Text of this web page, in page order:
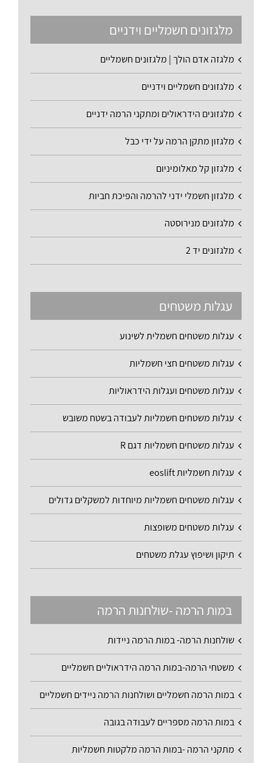
מלגזונים חשמליים וידניים
מלגזה אדם הולך | מלגזונים חשמליים
מלגזונים חשמליים וידניים
מלגזונים הידראולים ומתקני הרמה ידניים
מלגזון מתקן הרמה על ידי כבל
מלגזון קל מאלומיניום
מלגזון חשמלי ידני להרמה והפיכת חביות
מלגזונים מנירוסטה
מלגזונים יד 2
עגלות משטחים
עגלות משטחים חשמלית לשינוע
עגלות משטחים חצי חשמליות
עגלות משטחים ועגלות הידראוליות
עגלות משטחים חשמליות לעבודה בשטח משובש
עגלות משטחים חשמליות דגם R
עגלות חשמליות eoslift
עגלות משטחים חשמליות מיוחדות למשקלים גדולים
עגלות משטחים משופצות
תיקון ושיפוץ עגלת משטחים
במות הרמה -שולחנות הרמה
שולחנות הרמה- במות הרמה ניידות
משטחי הרמה-במות הרמה הידראוליים חשמליים
במות הרמה חשמליים ושולחנות הרמה ניידים חשמליים
במות הרמה מספריים לעבודה בגובה
מתקני הרמה -במות הרמה מלקטות חשמליות